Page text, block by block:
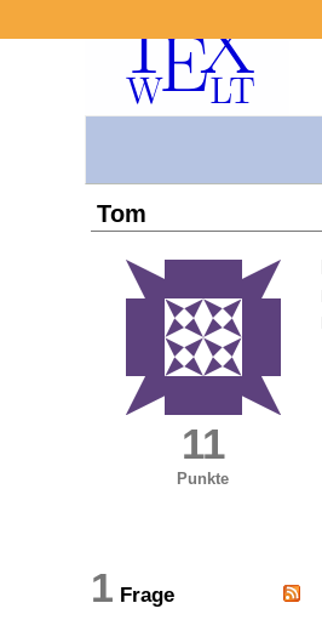
Tom
11
Punkte
1 Frage